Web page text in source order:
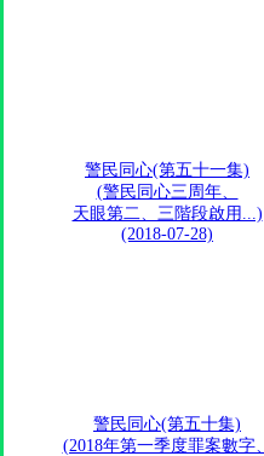
警民同心(第五十一集)
(警民同心三周年、
天眼第二、三階段啟用...)
(2018-07-28)
警民同心(第五十集)
(2018年第一季度罪案數字、